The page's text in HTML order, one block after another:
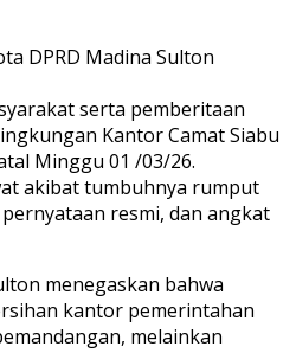
DPRD Madina Sulton
serta pemberitaan
Kantor Camat Siabu
Minggu 01 /03/26.
akibat tumbuhnya rumput
resmi, dan angkat
menegaskan bahwa
kantor pemerintahan
melainkan